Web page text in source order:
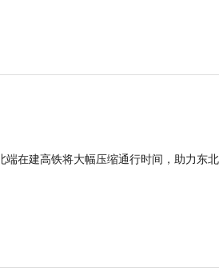
在建高铁将大幅压缩通行时间，助力东